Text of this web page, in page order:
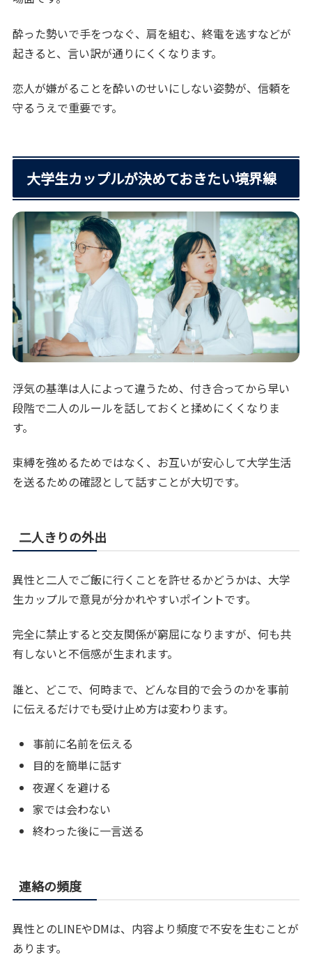
酔った勢いで手をつなぐ、肩を組む、終電を逃すなどが
起きると、言い訳が通りにくくなります。
恋人が嫌がることを酔いのせいにしない姿勢が、信頼を
守るうえで重要です。
大学生カップルが決めておきたい境界線
浮気の基準は人によって違うため、付き合ってから早い
段階で二人のルールを話しておくと揉めにくくなりま
す。
束縛を強めるためではなく、お互いが安心して大学生活
を送るための確認として話すことが大切です。
二人きりの外出
異性と二人でご飯に行くことを許せるかどうかは、大学
生カップルで意見が分かれやすいポイントです。
完全に禁止すると交友関係が窮屈になりますが、何も共
有しないと不信感が生まれます。
誰と、どこで、何時まで、どんな目的で会うのかを事前
に伝えるだけでも受け止め方は変わります。
事前に名前を伝える
目的を簡単に話す
夜遅くを避ける
家では会わない
終わった後に一言送る
連絡の頻度
異性とのLINEやDMは、内容より頻度で不安を生むことが
あります。